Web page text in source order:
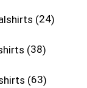
24
38
63